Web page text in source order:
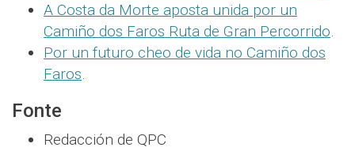
A Costa da Morte aposta unida por un
Camiño dos Faros Ruta de Gran Percorrido.
Por un futuro cheo de vida no Camiño dos
Faros.
Fonte
Redacción de QPC